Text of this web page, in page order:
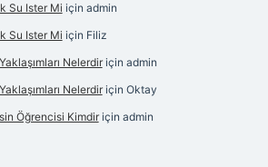
Su Ister Mi için admin
Su Ister Mi için Filiz
Nelerdiriçin admin
Nelerdiriçin Oktay
Öğrencisi Kimdiriçin admin